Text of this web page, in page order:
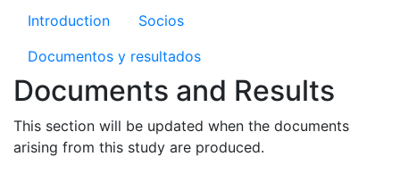
Microsite REVIJ
Introduction
Socios
Documentos y resultados
Documents and Results
This section will be updated when the documents
arising from this study are produced.